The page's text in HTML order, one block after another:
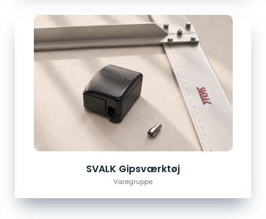
SVALK Gipsværktøj
Varegruppe